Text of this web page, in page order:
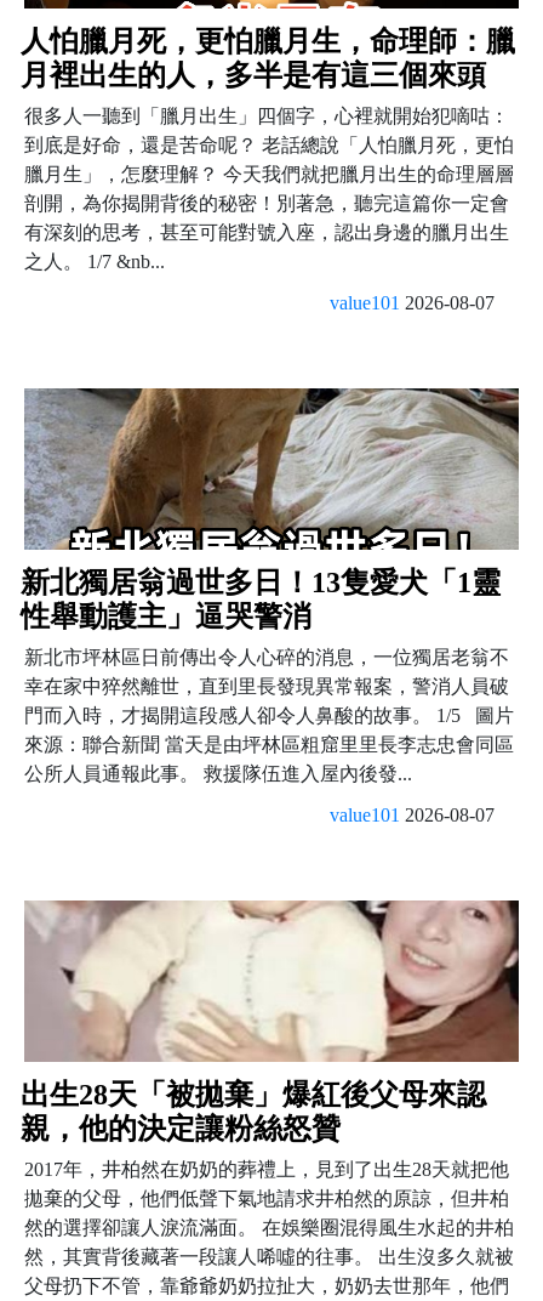
人怕臘月死，更怕臘月生，命理師：臘
月裡出生的人，多半是有這三個來頭
很多人一聽到「臘月出生」四個字，心裡就開始犯嘀咕：
到底是好命，還是苦命呢？ 老話總說「人怕臘月死，更怕
臘月生」，怎麼理解？ 今天我們就把臘月出生的命理層層
剖開，為你揭開背後的秘密！別著急，聽完這篇你一定會
有深刻的思考，甚至可能對號入座，認出身邊的臘月出生
之人。 1/7 &nb...
value101 2026-08-07
新北獨居翁過世多日！13隻愛犬「1靈
性舉動護主」逼哭警消
新北市坪林區日前傳出令人心碎的消息，一位獨居老翁不
幸在家中猝然離世，直到里長發現異常報案，警消人員破
門而入時，才揭開這段感人卻令人鼻酸的故事。 1/5 圖片
來源：聯合新聞 當天是由坪林區粗窟里里長李志忠會同區
公所人員通報此事。 救援隊伍進入屋內後發...
value101 2026-08-07
出生28天「被拋棄」爆紅後父母來認
親，他的決定讓粉絲怒贊
2017年，井柏然在奶奶的葬禮上，見到了出生28天就把他
拋棄的父母，他們低聲下氣地請求井柏然的原諒，但井柏
然的選擇卻讓人淚流滿面。 在娛樂圈混得風生水起的井柏
然，其實背後藏著一段讓人唏噓的往事。 出生沒多久就被
父母扔下不管，靠爺爺奶奶拉扯大，奶奶去世那年，他們